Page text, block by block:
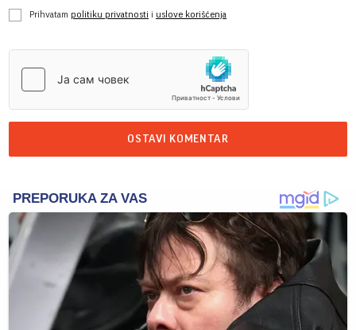
Prihvatam politiku privatnosti i uslove korišćenja
OSTAVI KOMENTAR